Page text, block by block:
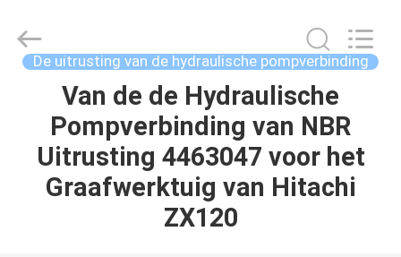
PRODUCTEN
Industrial
Trade
De uitrusting van de hydraulische pompverbinding
Van de de Hydraulische
Pompverbinding van NBR
Uitrusting 4463047 voor het
Graafwerktuig van Hitachi
ZX120